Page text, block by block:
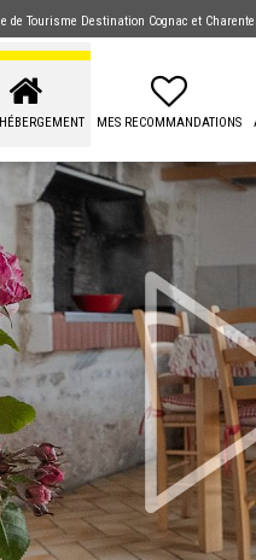
de Tourisme Destination Cognac et
MES RECOMMANDATIONS